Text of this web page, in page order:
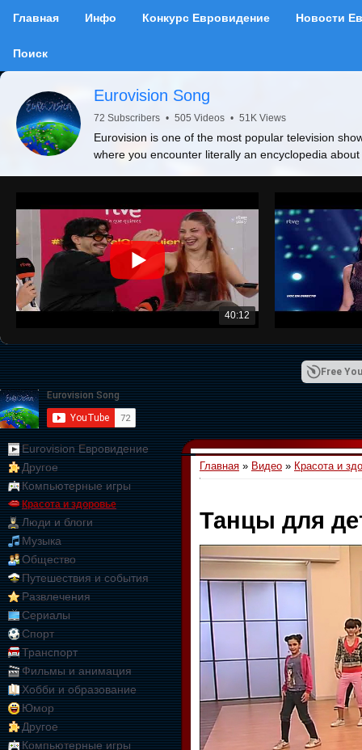
Главная Инфо Конкурс Евровидение Новости
Поиск
Eurovision Song
72 Subscribers • 505 Videos • 51K Views
Eurovision is one of the most popular television
where you encounter literally an encyclopedia
40:12
Free
Eurovision Евровидение
Другое
Компьютерные игры
Красота и здоровье
Люди и блоги
Музыка
Общество
Путешествия и события
Развлечения
Сериалы
Спорт
Транспорт
Фильмы и анимация
Хобби и образование
Юмор
Другое
Компьютерные игры
Главная » Видео » Красота и
Танцы для